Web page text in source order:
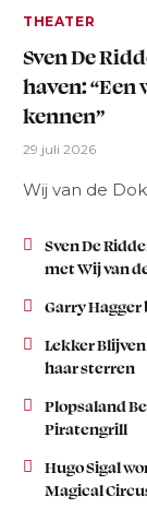
THEATER
Sven De
haven:
kennen”
29 juli 2026
Wij van de
Sven De
met Wij van
Garry
Lekker
haar sterren
Plopsaland
Piratengrill
Hugo Sigal
Magical